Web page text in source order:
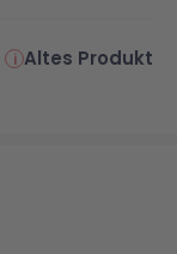
Altes Produkt